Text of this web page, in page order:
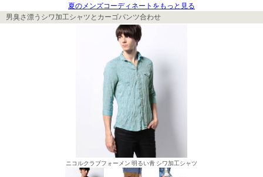
夏のメンズコーディネートをもっと見る
男臭さ漂うシワ加工シャツとカーゴパンツ合わせ
ニコルクラブフォーメン 明るい青 シワ加工シャツ